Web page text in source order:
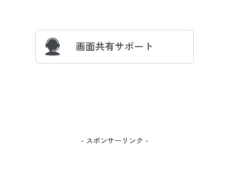
画面共有サポート
- スポンサーリンク -